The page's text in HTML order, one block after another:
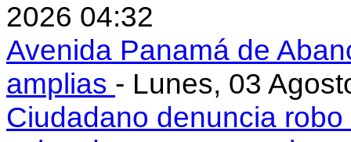
2026 04:32
Avenida Panamá de
amplias - Lunes, 03
Ciudadano denuncia